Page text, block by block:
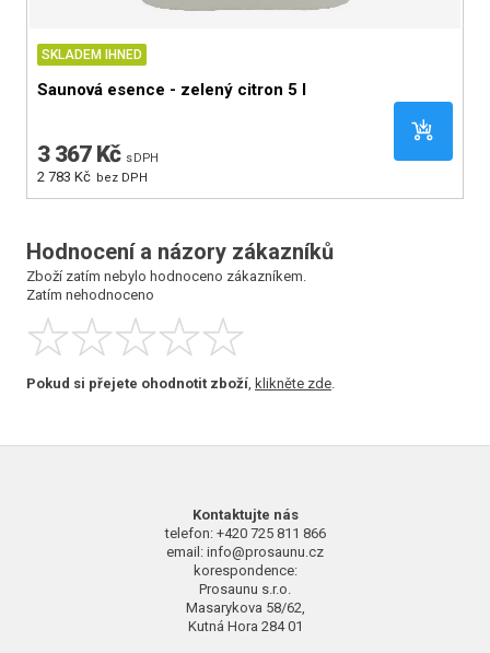
SKLADEM IHNED
Saunová esence - zelený citron 5 l
3 367 Kč s DPH
2 783 Kč bez DPH
Hodnocení a názory zákazníků
Zboží zatím nebylo hodnoceno zákazníkem.
Zatím nehodnoceno
Pokud si přejete ohodnotit zboží, klikněte zde.
Kontaktujte nás
telefon: +420 725 811 866
email: info@prosaunu.cz
korespondence:
Prosaunu s.r.o.
Masarykova 58/62,
Kutná Hora 284 01